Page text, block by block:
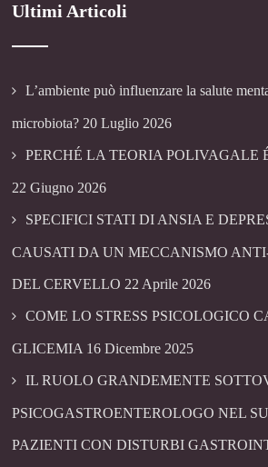
Ultimi Articoli
L’ambiente può influenzare la salute
microbiota? 20 Luglio 2026
PERCHÉ LA TEORIA POLIVAGALE
22 Giugno 2026
SPECIFICI STATI DI ANSIA E
CAUSATI DA UN MECCANISMO
DEL CERVELLO 22 Aprile 2026
COME LO STRESS PSICOLOGICO
GLICEMIA 16 Dicembre 2025
IL RUOLO GRANDEMENTE
PSICOGASTROENTEROLOGO NEL
PAZIENTI CON DISTURBI